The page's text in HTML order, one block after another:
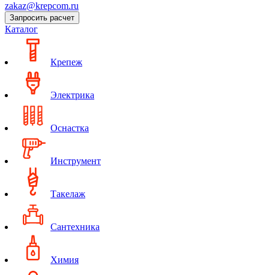
zakaz@krepcom.ru
Запросить расчет
Каталог
Крепеж
Электрика
Оснастка
Инструмент
Такелаж
Сантехника
Химия